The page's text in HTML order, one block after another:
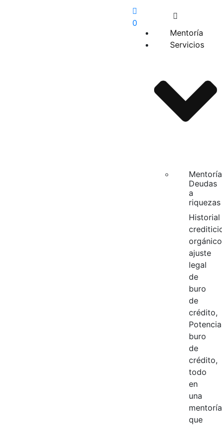
Mentoría
Servicios
Mentoría
Deudas
a
riquezas
Historial
ajuste
legal
de
buro
de
crédito,
buro
de
crédito,
todo
en
una
mentoría
que
0